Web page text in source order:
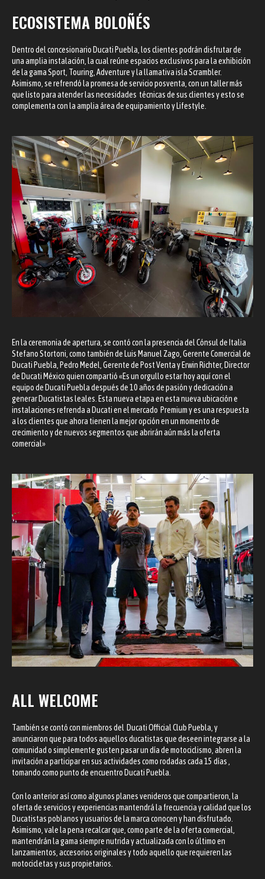
ECOSISTEMA BOLOÑÉS
Dentro del concesionario Ducati Puebla, los clientes podrán disfrutar de
una amplia instalación, la cual reúne espacios exclusivos para la exhibición
de la gama Sport, Touring, Adventure y la llamativa isla Scrambler.
Asimismo, se refrendó la promesa de servicio posventa, con un taller más
que listo para atender las necesidades técnicas de sus clientes y esto se
complementa con la amplia área de equipamiento y Lifestyle.
En la ceremonia de apertura, se contó con la presencia del Cónsul de Italia
Stefano Stortoni, como también de Luis Manuel Zago, Gerente Comercial de
Ducati Puebla, Pedro Medel, Gerente de Post Venta y Erwin Richter, Director
de Ducati México quien compartió «Es un orgullo estar hoy aquí con el
equipo de Ducati Puebla después de 10 años de pasión y dedicación a
generar Ducatistas leales. Esta nueva etapa en esta nueva ubicación e
instalaciones refrenda a Ducati en el mercado Premium y es una respuesta
a los clientes que ahora tienen la mejor opción en un momento de
crecimiento y de nuevos segmentos que abrirán aún más la oferta
comercial»
ALL WELCOME
También se contó con miembros del Ducati Official Club Puebla, y
anunciaron que para todos aquellos ducatistas que deseen integrarse a la
comunidad o simplemente gusten pasar un día de motociclismo, abren la
invitación a participar en sus actividades como rodadas cada 15 días ,
tomando como punto de encuentro Ducati Puebla.
Con lo anterior así como algunos planes venideros que compartieron, la
oferta de servicios y experiencias mantendrá la frecuencia y calidad que los
Ducatistas poblanos y usuarios de la marca conocen y han disfrutado.
Asimismo, vale la pena recalcar que, como parte de la oferta comercial,
mantendrán la gama siempre nutrida y actualizada con lo último en
lanzamientos, accesorios originales y todo aquello que requieren las
motocicletas y sus propietarios.